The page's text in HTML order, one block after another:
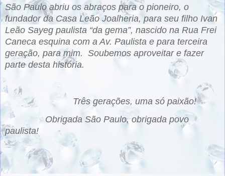
São Paulo abriu os abraços para o pioneiro, o
fundador da Casa Leão Joalheria, para seu filho Ivan
Leão Sayeg paulista “da gema”, nascido na Rua Frei
Caneca esquina com a Av. Paulista e para terceira
geração, para mim. Soubemos aproveitar e fazer
parte desta história.
Três gerações, uma só paixão!
Obrigada São Paulo, obrigada povo
paulista!